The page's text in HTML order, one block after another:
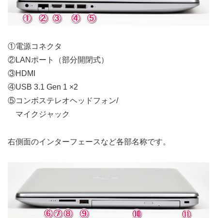
①電源コネクタ
②LANポート（部分開閉式）
③HDMI
④USB 3.1 Gen 1 ×2
⑤コンボステレオヘッドフォン/
マイクジャック
右側面のインターフェースなど各部名称です。